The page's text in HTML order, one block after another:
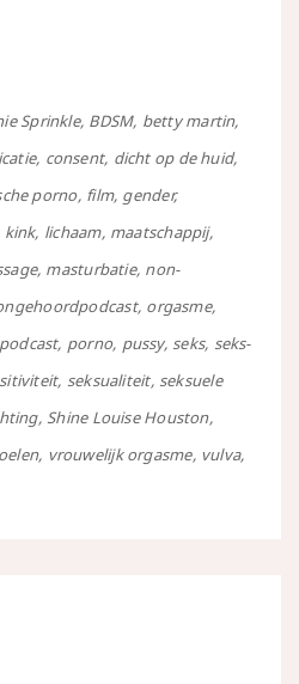
Sprinkle BDSM betty martin
consent dicht op de huid
porno film gender
kink lichaam maatschappij
masturbatie non-
orgasme
podcast porno pussy seks seks-
seksualiteit seksuele
Shine Louise Houston
vrouwelijk orgasme vulva